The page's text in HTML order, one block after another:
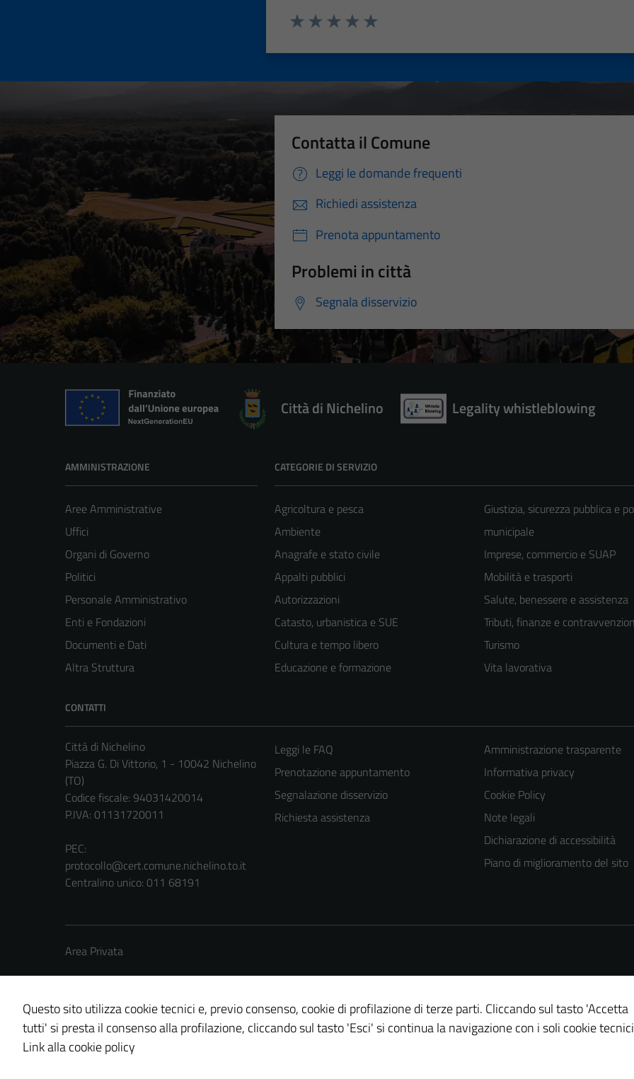
Contatta il Comune
Leggi le domande frequenti
Richiedi assistenza
Prenota appuntamento
Problemi in città
Segnala disservizio
Città di Nichelino Legality whistleblowing
AMMINISTRAZIONE
Aree Amministrative
Uffici
Organi di Governo
Politici
Personale Amministrativo
Enti e Fondazioni
Documenti e Dati
Altra Struttura
CATEGORIE DI SERVIZIO
Agricoltura e pesca
Ambiente
Anagrafe e stato civile
Appalti pubblici
Autorizzazioni
Catasto, urbanistica e SUE
Cultura e tempo libero
Educazione e formazione
Giustizia, sicurezza pubblica e
municipale
Imprese, commercio e SUAP
Mobilità e trasporti
Salute, benessere e assistenza
Tributi, finanze e
Turismo
Vita lavorativa
CONTATTI
Città di Nichelino
Piazza G. Di Vittorio, 1 - 10042 Nichelino
(TO)
Codice fiscale: 94031420014
P.IVA: 01131720011
PEC:
protocollo@cert.comune.nichelino.to.it
Centralino unico: 011 68191
Leggi le FAQ
Prenotazione appuntamento
Segnalazione disservizio
Richiesta assistenza
Amministrazione trasparente
Informativa privacy
Cookie Policy
Note legali
Dichiarazione di accessibilità
Piano di miglioramento del sito
Area Privata
Credits: © Technical Design s.r.l.
Questo sito utilizza cookie tecnici e, previo consenso, cookie di profilazione di terze parti. Cliccando sul tasto 'Accetta
tutti' si presta il consenso alla profilazione, cliccando sul tasto 'Esci' si continua la navigazione con i soli cookie
Link alla cookie policy